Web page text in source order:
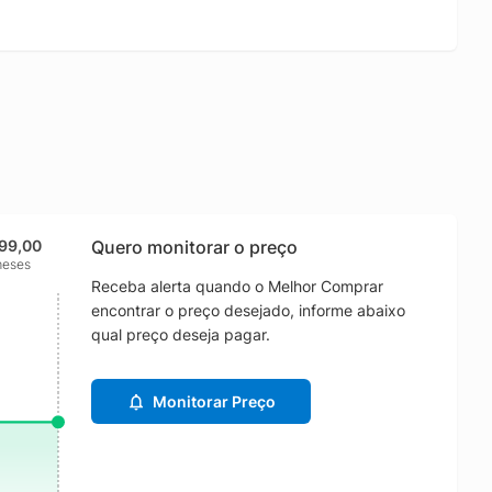
Quero monitorar o preço
Receba alerta quando o Melhor Comprar
encontrar o preço desejado, informe abaixo
qual preço deseja pagar.
Monitorar Preço